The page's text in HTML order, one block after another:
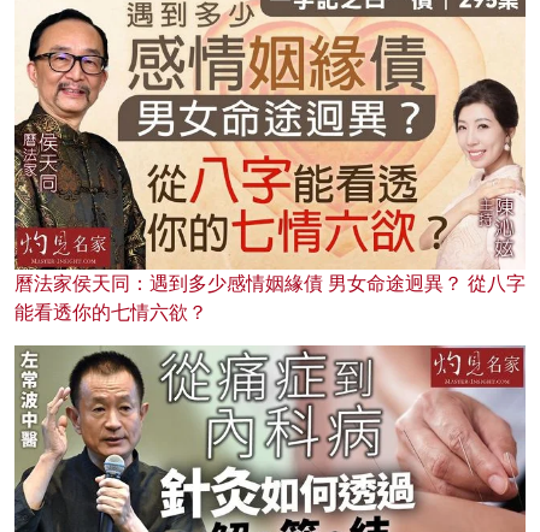
曆法家侯天同：遇到多少感情姻緣債 男女命途迥異？ 從八字
能看透你的七情六欲？